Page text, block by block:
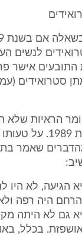
לנשים
הראיות שלא
סטרואידים בשנת
שאמר
הגיעה, לא היו
היה רפה
גם לא היתה
בכלל,